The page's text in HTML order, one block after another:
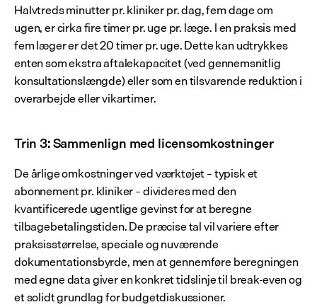
Halvtreds minutter pr. kliniker pr. dag, fem dage om
ugen, er cirka fire timer pr. uge pr. læge. I en praksis med
fem læger er det 20 timer pr. uge. Dette kan udtrykkes
enten som ekstra aftalekapacitet (ved gennemsnitlig
konsultationslængde) eller som en tilsvarende reduktion i
overarbejde eller vikartimer.
Trin 3: Sammenlign med licensomkostninger
De årlige omkostninger ved værktøjet – typisk et
abonnement pr. kliniker – divideres med den
kvantificerede ugentlige gevinst for at beregne
tilbagebetalingstiden. De præcise tal vil variere efter
praksisstørrelse, speciale og nuværende
dokumentationsbyrde, men at gennemføre beregningen
med egne data giver en konkret tidslinje til break-even og
et solidt grundlag for budgetdiskussioner.